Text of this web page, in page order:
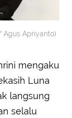
Agus Apriyanto)
mengaku
Luna
langsung
selalu